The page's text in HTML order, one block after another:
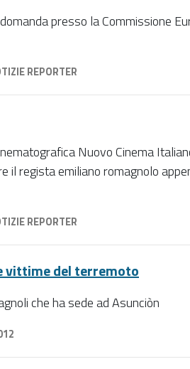
presso la Commissione
REPORTER
Nuovo Cinema
il regista emiliano romagnolo
REPORTER
vittime del terremoto
che ha sede ad Asunciòn